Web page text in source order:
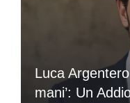
Luca
mani’: Un